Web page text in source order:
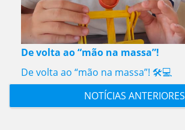
De volta ao “mão na massa”!
De volta ao “mão na massa”! 🛠️💻
NOTÍCIAS ANTERIORES